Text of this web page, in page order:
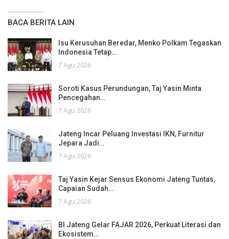
BACA BERITA LAIN
Isu Kerusuhan Beredar, Menko Polkam Tegaskan
Indonesia Tetap…
7 Agu 2026
Soroti Kasus Perundungan, Taj Yasin Minta
Pencegahan…
7 Agu 2026
Jateng Incar Peluang Investasi IKN, Furnitur
Jepara Jadi…
7 Agu 2026
Taj Yasin Kejar Sensus Ekonomi Jateng Tuntas,
Capaian Sudah…
7 Agu 2026
BI Jateng Gelar FAJAR 2026, Perkuat Literasi dan
Ekosistem…